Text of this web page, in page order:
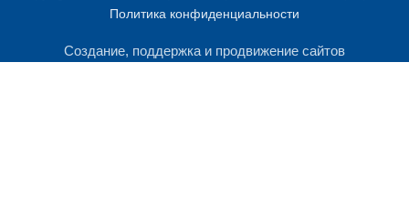
Политика конфиденциальности
Создание, поддержка и продвижение сайтов